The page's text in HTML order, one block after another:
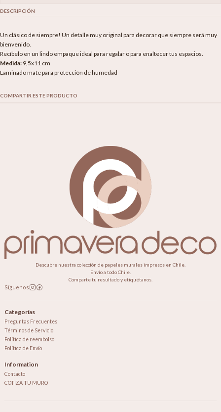
DESCRIPCIÓN
Un clásico de siempre! Un detalle muy original para decorar que siempre será muy
bienvenido.
Recíbelo en un lindo empaque ideal para regalar o para enaltecer tus espacios.
Medida: 9,5x11 cm
Laminado mate para protección de humedad
COMPARTIR ESTE PRODUCTO
Descubre nuestra colección de papeles murales impresos en Chile.
Envío a todo Chile.
Comparte tu resultado y etiquétanos.
Síguenos
Categorías
Preguntas Frecuentes
Términos de Servicio
Política de reembolso
Política de Envío
Information
Contacto
COTIZA TU MURO